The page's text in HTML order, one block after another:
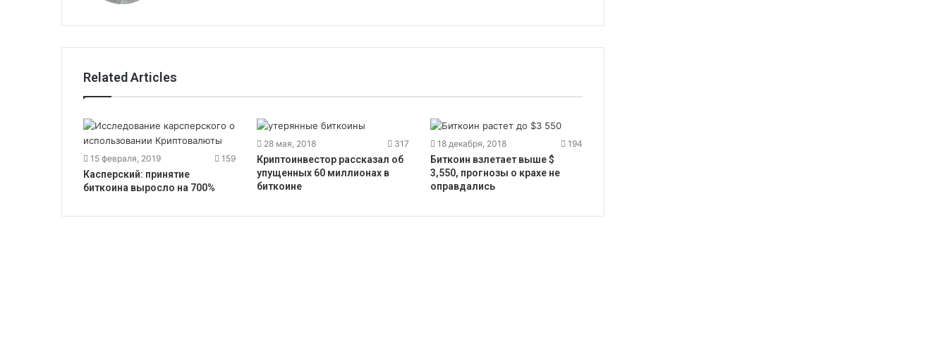
Related Articles
15 февраля, 2019 159
Касперский: принятие
биткоина выросло на 700%
28 мая, 2018 317
Криптоинвестор рассказал об
упущенных 60 миллионах в
биткоине
18 декабря, 2018 194
Биткоин взлетает выше $
3,550, прогнозы о крахе не
оправдались